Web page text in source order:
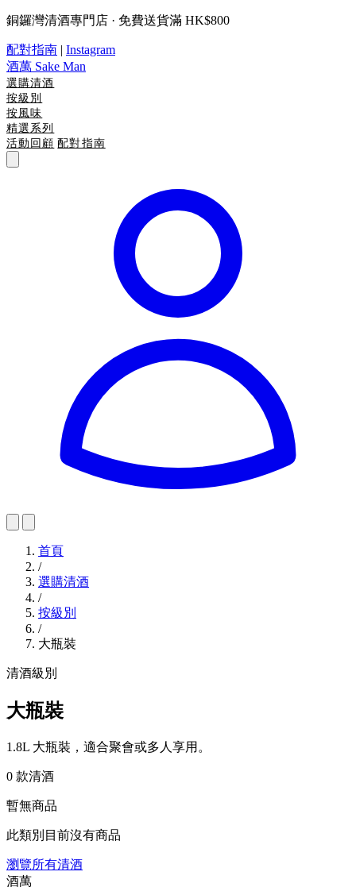
銅鑼灣清酒專門店 · 免費送貨滿 HK$800
配對指南 | Instagram
酒萬 Sake Man
選購清酒
按級別
按風味
精選系列
活動回顧 配對指南
首頁
/
選購清酒
/
按級別
/
大瓶裝
清酒級別
大瓶裝
1.8L 大瓶裝，適合聚會或多人享用。
0 款清酒
暫無商品
此類別目前沒有商品
瀏覽所有清酒
酒萬